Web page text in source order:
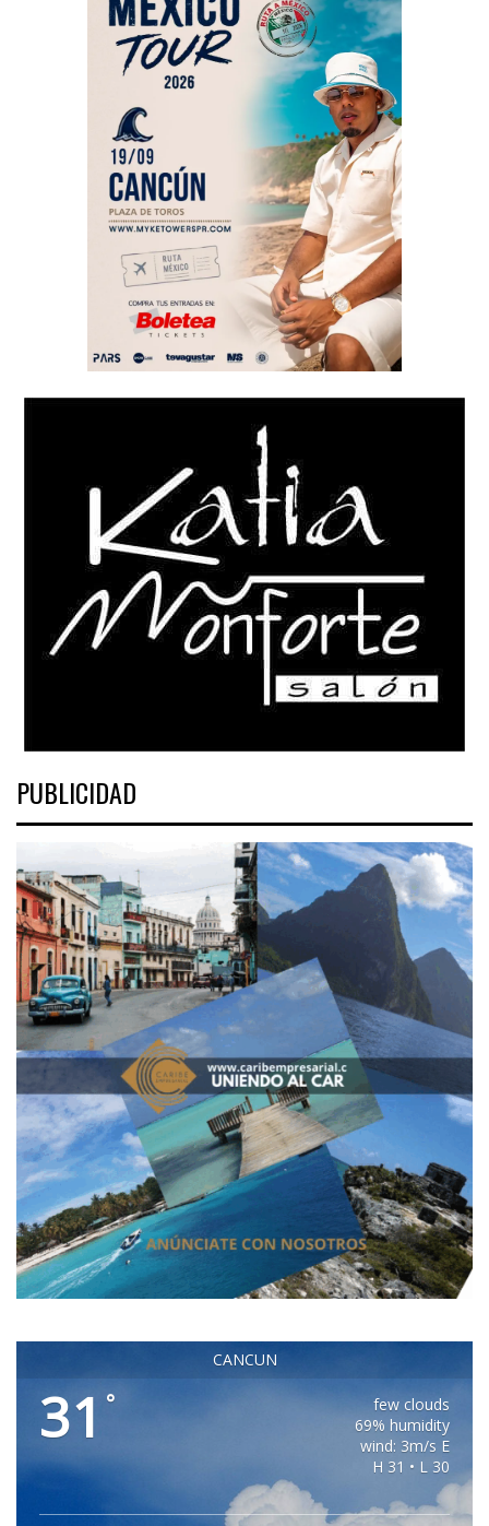
PUBLICIDAD
CANCUN
31 °
few clouds
69% humidity
wind: 3m/s E
H 31 • L 30